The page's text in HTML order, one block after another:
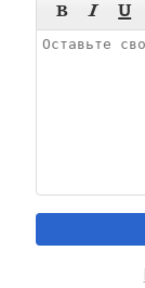
  